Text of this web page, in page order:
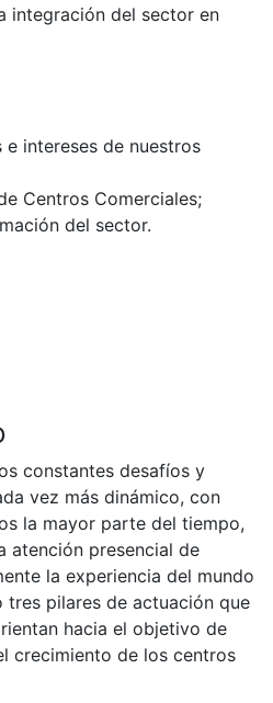
integración del sector en
intereses de nuestros
Centros Comerciales;
del sector.
constantes desafíos y
vez más dinámico, con
la mayor parte del tiempo,
atención presencial de
la experiencia del mundo
tres pilares de actuación que
hacia el objetivo de
crecimiento de los centros